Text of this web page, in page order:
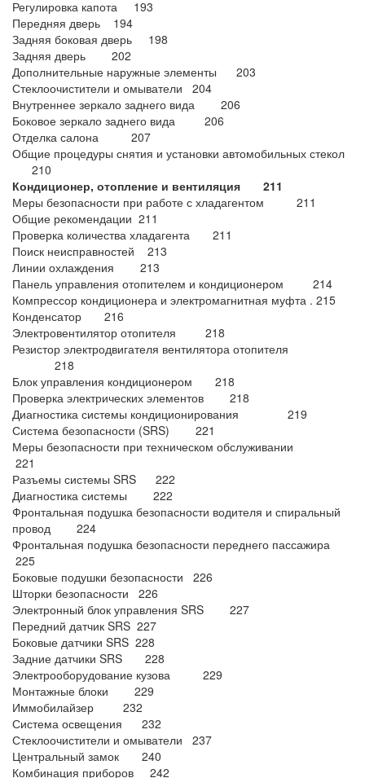
Регулировка капота 193
Передняя дверь 194
Задняя боковая дверь 198
Задняя дверь 202
Дополнительные наружные элементы 203
Стеклоочистители и омыватели 204
Внутреннее зеркало заднего вида 206
Боковое зеркало заднего вида 206
Отделка салона 207
Общие процедуры снятия и установки автомобильных стекол
210
Кондиционер, отопление и вентиляция 211
Меры безопасности при работе с хладагентом 211
Общие рекомендации 211
Проверка количества хладагента 211
Поиск неисправностей 213
Линии охлаждения 213
Панель управления отопителем и кондиционером 214
Компрессор кондиционера и электромагнитная муфта . 215
Конденсатор 216
Электровентилятор отопителя 218
Резистор электродвигателя вентилятора отопителя
218
Блок управления кондиционером 218
Проверка электрических элементов 218
Диагностика системы кондиционирования 219
Система безопасности (SRS) 221
Меры безопасности при техническом обслуживании
221
Разъемы системы SRS 222
Диагностика системы 222
Фронтальная подушка безопасности водителя и спиральный
провод 224
Фронтальная подушка безопасности переднего пассажира
225
Боковые подушки безопасности 226
Шторки безопасности 226
Электронный блок управления SRS 227
Передний датчик SRS 227
Боковые датчики SRS 228
Задние датчики SRS 228
Электрооборудование кузова 229
Монтажные блоки 229
Иммобилайзер 232
Система освещения 232
Стеклоочистители и омыватели 237
Центральный замок 240
Комбинация приборов 242